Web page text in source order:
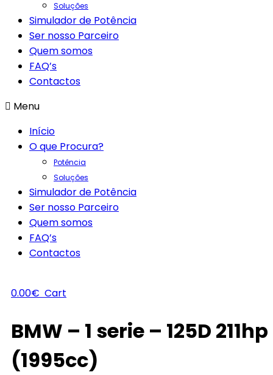
Soluções
Simulador de Potência
Ser nosso Parceiro
Quem somos
FAQ’s
Contactos
Menu
Início
O que Procura?
Potência
Soluções
Simulador de Potência
Ser nosso Parceiro
Quem somos
FAQ’s
Contactos
0.00€ Cart
BMW – 1 serie – 125D 211hp
(1995cc)